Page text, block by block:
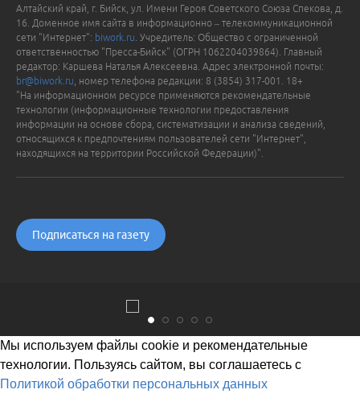
Алтайский край, г. Бийск, ул. Имени Героя Советского Союза Спекова, д.
16. Доменное имя сайта в информационно – телекоммуникационной
сети "Интернет": biwork.ru . Учредитель: Общество с ограниченной
ответственностью "Пресса-Бийск" (ОГРН 1062204039864). Главный
редактор: Каршева Наталья Алексеевна. Адрес электронной почты:
br@biwork.ru , номер телефона редакции: 8 (3854) 317-001. 18+
"На информационном ресурсе применяются рекомендательные
технологии (информационные технологии предоставления
информации на основе сбора, систематизации и анализа сведений,
относящихся к предпочтениям пользователей сети "Интернет",
находящихся на территории Российской Федерации)".
Подписаться на газету
Мы используем файлы cookie и рекомендательные
технологии. Пользуясь сайтом, вы соглашаетесь с
Политикой обработки персональных данных